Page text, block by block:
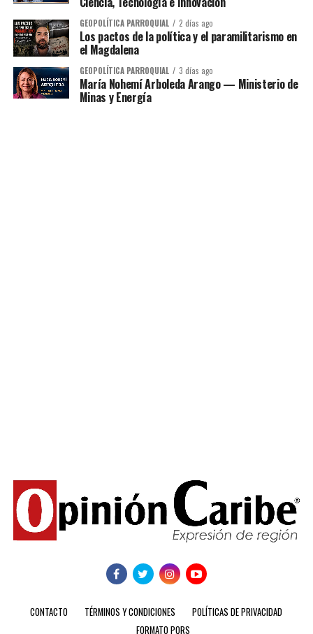
GEOPOLÍTICA PARROQUIAL 2 días ago
Los pactos de la política y el paramilitarismo en
el Magdalena
GEOPOLÍTICA PARROQUIAL 3 días ago
María Nohemí Arboleda Arango — Ministerio de
Minas y Energía
CONTACTO TÉRMINOS Y CONDICIONES
POLÍTICAS DE PRIVACIDAD
FORMATO PQRS